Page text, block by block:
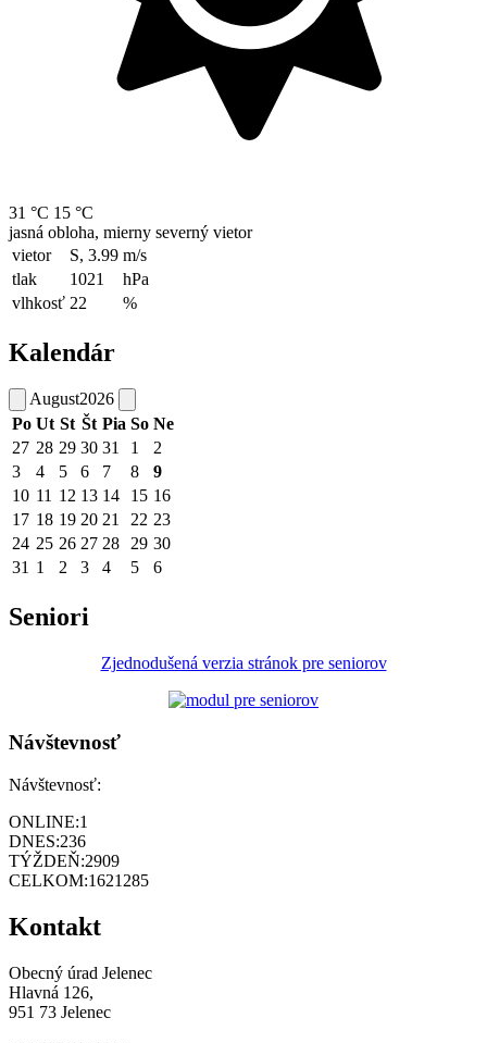
31 °C 15 °C
jasná obloha, mierny severný vietor
vietor
S, 3.99 m/s
tlak
1021
hPa
vlhkosť 22 %
Kalendár
August2026
Po Ut St Št Pia So Ne
27 28 29 30 31 1
2
3
4 5 6 7 8
9
10 11 12 13 14 15 16
17 18 19 20 21 22 23
24 25 26 27 28 29 30
31 1 2 3 4 5 6
Seniori
Zjednodušená verzia stránok pre seniorov
Návštevnosť
Návštevnosť:
ONLINE:1
DNES:236
TÝŽDEŇ:2909
CELKOM:1621285
Kontakt
Obecný úrad Jelenec
Hlavná 126,
951 73 Jelenec